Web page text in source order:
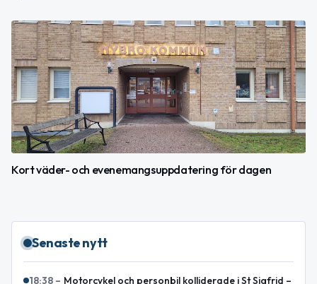
Kort väder- och evenemangsuppdatering för dagen
Senaste nytt
18:38 – Motorcykel och personbil kolliderade i St Sigfrid –